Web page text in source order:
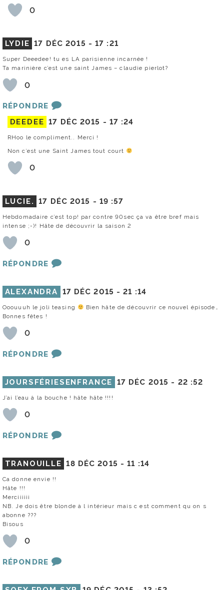
0
LYDIE 17 DÉC 2015 -17 :21
Super Deeedee! tu es LA parisienne incarnée !
Ta marinière c’est une saint James – claudie pierlot?
0
RÉPONDRE
DEEDEE 17 DÉC 2015 - 17 :24
RHoo le compliment.. Merci !
Non c’est une Saint James tout court
0
LUCIE. 17 DÉC 2015 - 19 :57
Hebdomadaire c’est top! par contre 90sec ça va être bref mais
intense ;-)! Hâte de découvrir la saison 2
0
RÉPONDRE
ALEXANDRA 17 DÉC 2015 -21 :14
Ooouuuh le joli teasing
Bien hâte de découvrir ce nouvel épisode…
Bonnes fêtes !
0
RÉPONDRE
JOURSFÉRIESENFRANCE 17 DÉC 2015 - 22 :52
J’ai l’eau à la bouche ! hâte hâte !!!!
0
RÉPONDRE
TRANOUILLE 18 DÉC 2015 -11 :14
Ca donne envie !!
Hâte !!!
Merciiiiii
NB. Je dois être blonde à l intérieur mais c est comment qu on s
abonne ???
Bisous
0
RÉPONDRE